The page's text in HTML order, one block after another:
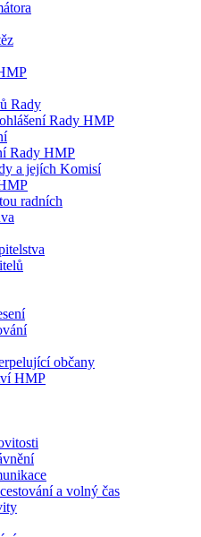
Rady
Rady HMP
Rady HMP
a jejích Komisí
radních
občany
HMP
a volný čas